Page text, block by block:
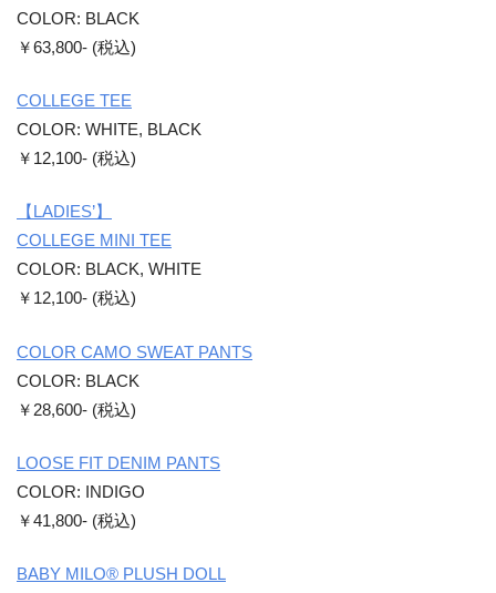
COLOR: BLACK
￥63,800- (税込)
COLLEGE TEE
COLOR: WHITE, BLACK
￥12,100- (税込)
【LADIES’】
COLLEGE MINI TEE
COLOR: BLACK, WHITE
￥12,100- (税込)
COLOR CAMO SWEAT PANTS
COLOR: BLACK
￥28,600- (税込)
LOOSE FIT DENIM PANTS
COLOR: INDIGO
￥41,800- (税込)
BABY MILO® PLUSH DOLL